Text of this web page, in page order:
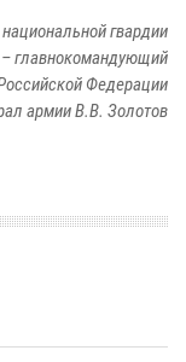
гвардии
главнокомандующий
Федерации
армии В.В. Золотов